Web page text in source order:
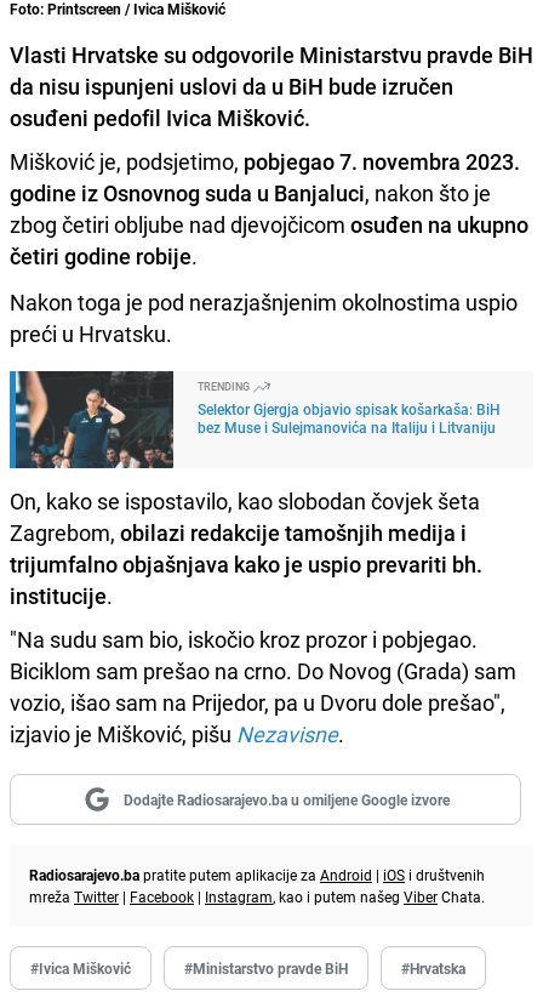
Foto: Printscreen / Ivica Mišković
Vlasti Hrvatske su odgovorile Ministarstvu pravde BiH
da nisu ispunjeni uslovi da u BiH bude izručen
osuđeni pedofil Ivica Mišković.
Mišković je, podsjetimo, pobjegao 7. novembra 2023.
godine iz Osnovnog suda u Banjaluci, nakon što je
zbog četiri obljube nad djevojčicom osuđen na ukupno
četiri godine robije.
Nakon toga je pod nerazjašnjenim okolnostima uspio
preći u Hrvatsku.
TRENDING
Selektor Gjergja objavio spisak košarkaša: BiH
bez Muse i Sulejmanovića na Italiju i Litvaniju
On, kako se ispostavilo, kao slobodan čovjek šeta
Zagrebom, obilazi redakcije tamošnjih medija i
trijumfalno objašnjava kako je uspio prevariti bh.
institucije.
"Na sudu sam bio, iskočio kroz prozor i pobjegao.
Biciklom sam prešao na crno. Do Novog (Grada) sam
vozio, išao sam na Prijedor, pa u Dvoru dole prešao",
izjavio je Mišković, pišu Nezavisne.
Dodajte Radiosarajevo.ba u omiljene Google izvore
Radiosarajevo.bapratite putem aplikacije za Android | iOS i društvenih
mreža Twitter | Facebook | Instagram, kao i putem našeg ViberChata.
#Ivica Mišković #Ministarstvo pravde BiH #Hrvatska